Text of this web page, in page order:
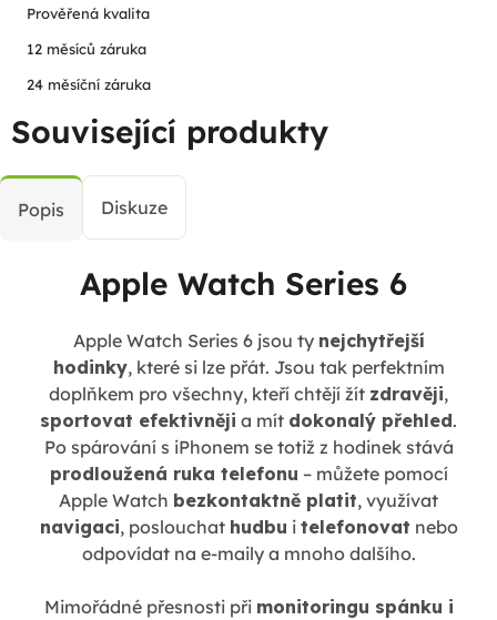
Prověřená kvalita
12 měsíců záruka
24 měsíční záruka
Související produkty
Popis Diskuze
Apple Watch Series 6
Apple Watch Series 6 jsou ty nejchytřejší
hodinky, které si lze přát. Jsou tak perfektním
doplňkem pro všechny, kteří chtějí žít zdravěji,
sportovat efektivněji a mít dokonalý přehled.
Po spárování s iPhonem se totiž z hodinek stává
prodloužená ruka telefonu – můžete pomocí
Apple Watch bezkontaktně platit, využívat
navigaci, poslouchat hudbu i telefonovat nebo
odpovídat na e-maily a mnoho dalšího.
Mimořádné přesnosti při monitoringu spánku i